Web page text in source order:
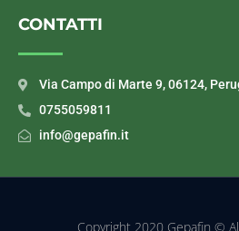
CONTATTI
Via Campo di Marte 9, 06124,
0755059811
info@gepafin.it
Copyright 2020 Gepafin ©